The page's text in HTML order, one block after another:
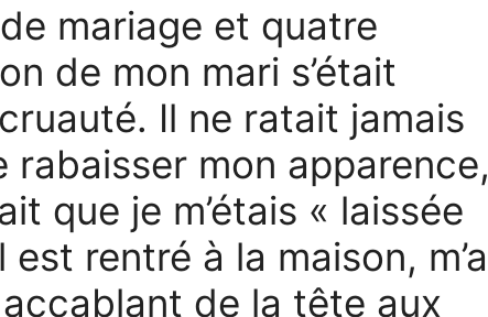
mariage et quatre
de mon mari s’était
Il ne ratait jamais
rabaisser mon apparence,
que je m’étais « laissée
rentré à la maison, m’a
de la tête aux